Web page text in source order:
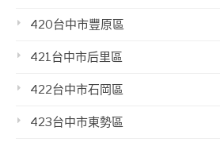
420台中市豐原區
421台中市后里區
422台中市石岡區
423台中市東勢區